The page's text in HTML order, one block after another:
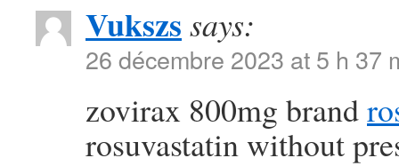
Vukszs says:
26 décembre 2023 at 5 h 37
zovirax 800mg brand
rosuvastatin without